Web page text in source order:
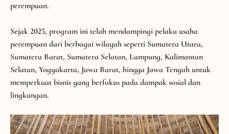
pengembangan bisnis berkelanjutan yang dijalankan
Sejak 2025, program ini telah mendampingi pelaku usaha
perempuan dari berbagai wilayah seperti Sumatera Utara,
Sumatera Barat, Sumatera Selatan, Lampung, Kalimantan
Selatan, Yogyakarta, Jawa Barat, hingga Jawa Tengah untuk
memperkuat bisnis yang berfokus pada dampak sosial dan